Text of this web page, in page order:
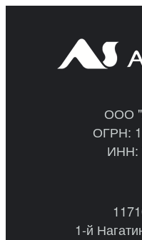
ООО
ОГРН:
ИНН:
1-й